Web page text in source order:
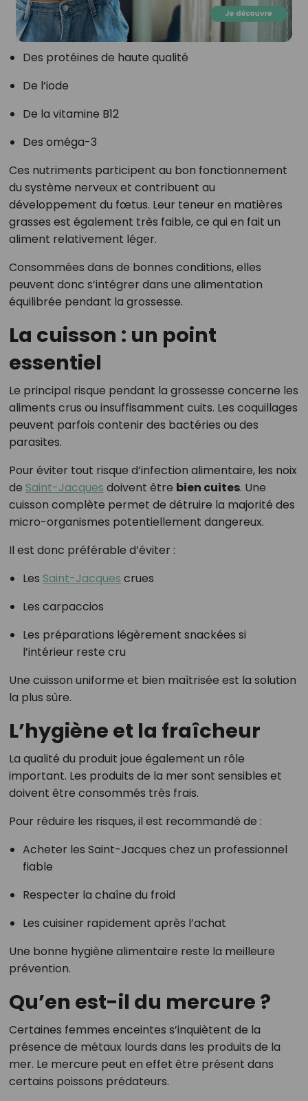
Des protéines de haute qualité
De l’iode
De la vitamine B12
Des oméga-3
Ces nutriments participent au bon fonctionnement
du système nerveux et contribuent au
développement du fœtus. Leur teneur en matières
grasses est également très faible, ce qui en fait un
aliment relativement léger.
Consommées dans de bonnes conditions, elles
peuvent donc s’intégrer dans une alimentation
équilibrée pendant la grossesse.
La cuisson : un point
essentiel
Le principal risque pendant la grossesse concerne les
aliments crus ou insuffisamment cuits. Les coquillages
peuvent parfois contenir des bactéries ou des
parasites.
Pour éviter tout risque d’infection alimentaire, les noix
de Saint-Jacques doivent être bien cuites. Une
cuisson complète permet de détruire la majorité des
micro-organismes potentiellement dangereux.
Il est donc préférable d’éviter :
Les Saint-Jacques crues
Les carpaccios
Les préparations légèrement snackées si
l’intérieur reste cru
Une cuisson uniforme et bien maîtrisée est la solution
la plus sûre.
L’hygiène et la fraîcheur
La qualité du produit joue également un rôle
important. Les produits de la mer sont sensibles et
doivent être consommés très frais.
Pour réduire les risques, il est recommandé de :
Acheter les Saint-Jacques chez un professionnel
fiable
Respecter la chaîne du froid
Les cuisiner rapidement après l’achat
Une bonne hygiène alimentaire reste la meilleure
prévention.
Qu’en est-il du mercure ?
Certaines femmes enceintes s’inquiètent de la
présence de métaux lourds dans les produits de la
mer. Le mercure peut en effet être présent dans
certains poissons prédateurs.